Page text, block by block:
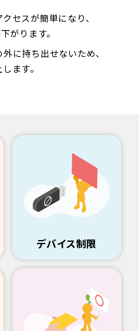
セスが簡単になり、
がります。
に持ち出せないため、
ます。
デバイス制限